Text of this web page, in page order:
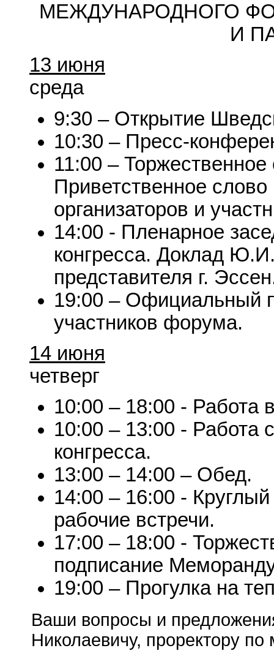
МЕЖДУНАРОДНОГО
И
13 июня
среда
9:30 – Открытие
10:30 – Пресс-
11:00 –
Приветственное слово
организаторов и
14:00 - Пленарное
конгресса. Доклад
представителя г.
19:00 – Официальный
участников форума.
14 июня
четверг
10:00 – 18:00 - Работа
10:00 – 13:00 - Работа
конгресса.
13:00 – 14:00 – Обед.
14:00 – 16:00 -
рабочие встречи.
17:00 – 18:00 -
подписание
19:00 – Прогулка на
Ваши вопросы и
Николаевичу, проректору